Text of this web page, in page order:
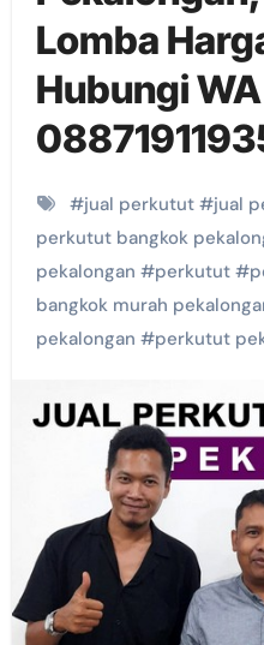
Lomba
Hubungi WA
#jual perkutut#jual
perkutut bangkok
pekalongan #perkutut#
bangkok murah
pekalongan #perkutut